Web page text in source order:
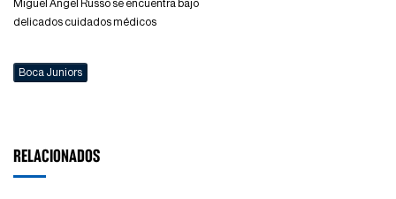
Miguel Angel Russo se encuentra bajo
delicados cuidados médicos
Boca Juniors
RELACIONADOS